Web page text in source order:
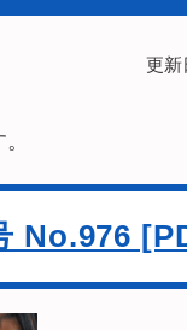
更新
No.976